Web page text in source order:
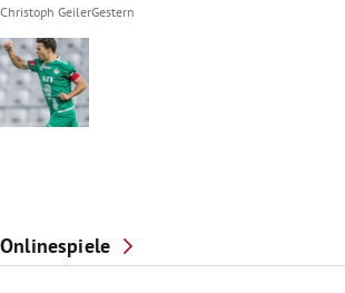
Christoph GeilerGestern
Onlinespiele